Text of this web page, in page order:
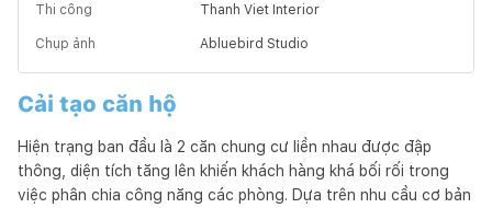
Thi công Thanh Viet Interior
Chụp ảnh Abluebird Studio
Cải tạo căn hộ
Hiện trạng ban đầu là 2 căn chung cư liền nhau được đập
thông, diện tích tăng lên khiến khách hàng khá bối rối trong
việc phân chia công năng các phòng. Dựa trên nhu cầu cơ bản